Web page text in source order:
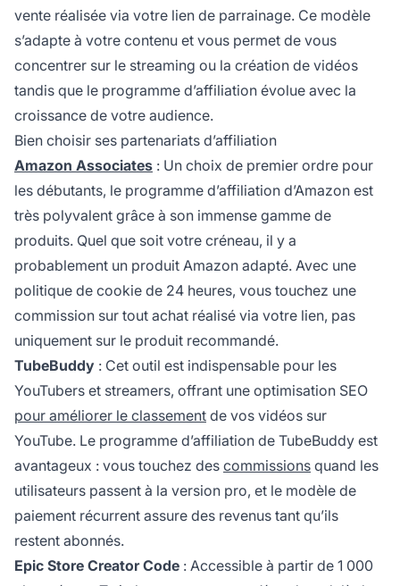
vente réalisée via votre lien de parrainage. Ce modèle
s’adapte à votre contenu et vous permet de vous
concentrer sur le streaming ou la création de vidéos
tandis que le programme d’affiliation évolue avec la
croissance de votre audience.
Bien choisir ses partenariats d’affiliation
Amazon Associates : Un choix de premier ordre pour
les débutants, le programme d’affiliation d’Amazon est
très polyvalent grâce à son immense gamme de
produits. Quel que soit votre créneau, il y a
probablement un produit Amazon adapté. Avec une
politique de cookie de 24 heures, vous touchez une
commission sur tout achat réalisé via votre lien, pas
uniquement sur le produit recommandé.
TubeBuddy : Cet outil est indispensable pour les
YouTubers et streamers, offrant une optimisation SEO
pour améliorer le classement de vos vidéos sur
YouTube. Le programme d’affiliation de TubeBuddy est
avantageux : vous touchez des commissions quand les
utilisateurs passent à la version pro, et le modèle de
paiement récurrent assure des revenus tant qu’ils
restent abonnés.
Epic Store Creator Code : Accessible à partir de 1 000